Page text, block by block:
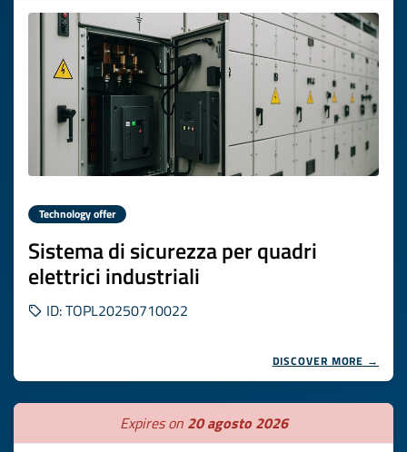
Technology offer
Sistema di sicurezza per quadri
elettrici industriali
ID: TOPL20250710022
DISCOVER MORE →
Expires on 20 agosto 2026